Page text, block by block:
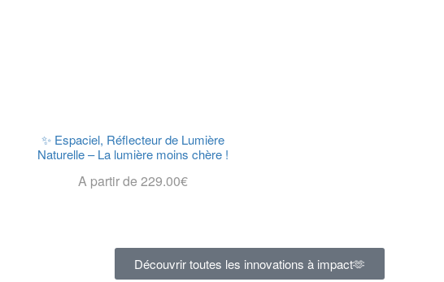
✨ Espaciel, Réflecteur de Lumière
Naturelle – La lumière moins chère !
A partir de 229.00€
Découvrir toutes les innovations à impact🫶